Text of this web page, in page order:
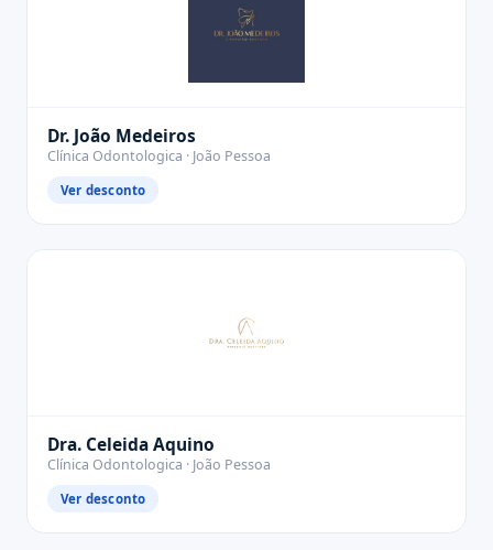
Dr. João Medeiros
Clínica Odontologica · João Pessoa
Ver desconto
Dra. Celeida Aquino
Clínica Odontologica · João Pessoa
Ver desconto